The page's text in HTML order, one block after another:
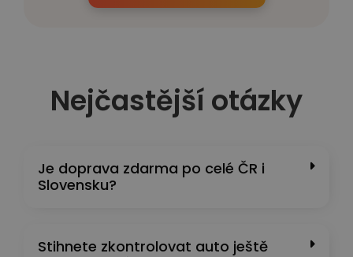
Nejčastější otázky
Je doprava zdarma po celé ČR i
Slovensku?
Stihnete zkontrolovat auto ještě